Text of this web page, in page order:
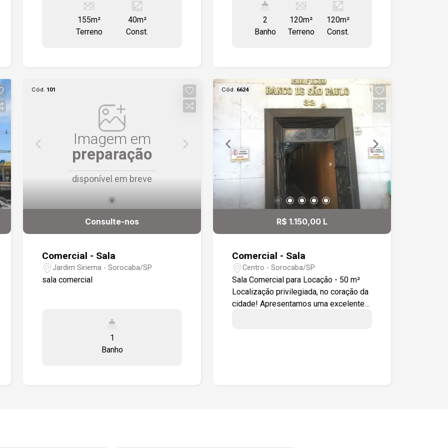
e visibilidade. O imóvel encontra-se
totalmente revestido, conta com porta
de enrolar e piso cerâmico, oferecendo
155m²
Terreno
40m²
Const.
cozinha e área de serviço integrada, 2
wc e varanda, sendo um lance de
escada. Todo em piso cerâmico
2
Banho
120m²
Terreno
120m²
Const.
Cód. 101
Imagem em
preparação
disponível em breve
Consulte-nos
Comercial - Sala
Jardim Siriema - Sorocaba/SP
sala comercial
1
Banho
Cód. 6624
R$ 1.150,00 L
Comercial - Sala
Centro - Sorocaba/SP
Sala Comercial para Locação - 50 m²
Localização privilegiada, no coração da
cidade! Apresentamos uma excelente